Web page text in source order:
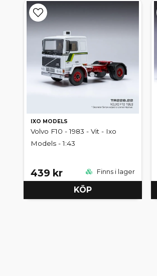
IXO MODELS
Volvo F10 - 1983 - Vit - Ixo
Models - 1:43
439 kr Finns i lager
KÖP